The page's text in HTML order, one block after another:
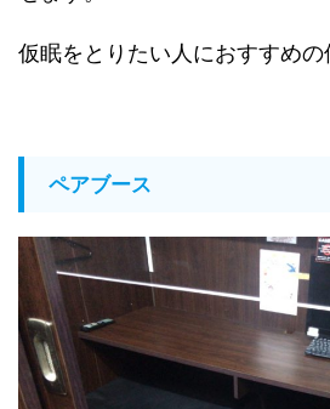
仮眠をとりたい人におすすめの
ペアブース